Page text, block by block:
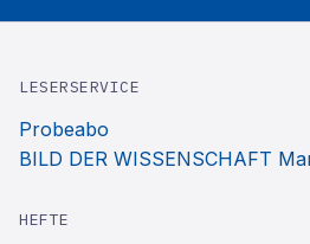
LESERSERVICE
Probeabo
BILD DER WISSENSCHAFT
HEFTE